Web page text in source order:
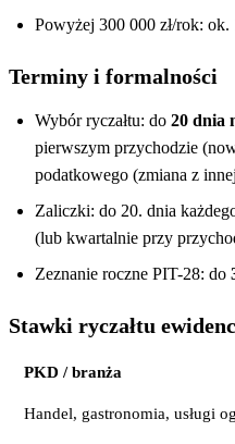
Powyżej 300 000 zł/rok: ok.
Terminy i formalności
Wybór ryczałtu: do 20 dnia
pierwszym przychodzie
podatkowego (zmiana z
Zaliczki: do 20. dnia
(lub kwartalnie przy
Zeznanie roczne PIT-28: do
Stawki ryczałtu
PKD / branża
Handel, gastronomia, usługi